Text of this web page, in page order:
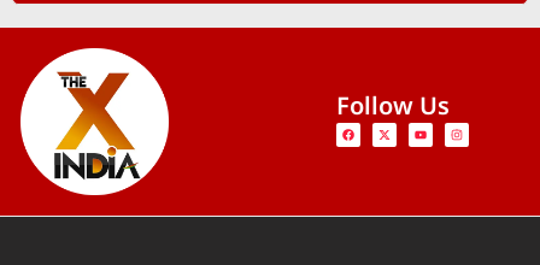
Follow Us